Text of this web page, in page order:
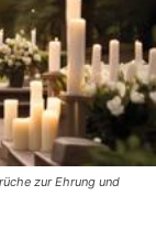
zur Ehrung und